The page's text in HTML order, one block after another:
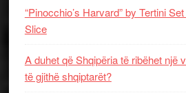
“Pinocchio’s Harvard” by Tertini
Slice
A duhet që Shqipëria të ribëhet një
të gjithë shqiptarët?